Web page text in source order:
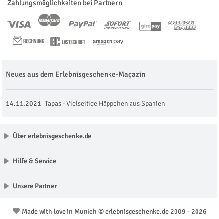
Zahlungsmöglichkeiten bei Partnern
Neues aus dem Erlebnisgeschenke-Magazin
14.11.2021 Tapas - Vielseitige Häppchen aus Spanien
Über erlebnisgeschenke.de
Hilfe & Service
Unsere Partner
Made with love in Munich © erlebnisgeschenke.de 2009 - 2026